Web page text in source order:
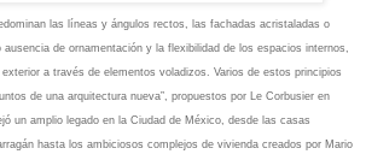
las líneas y ángulos rectos, las fachadas acristaladas o
de ornamentación y la flexibilidad de los espacios internos,
a través de elementos voladizos. Varios de estos principios
de una arquitectura nueva”, propuestos por Le Corbusier en
un amplio legado en la Ciudad de México, desde las casas
hasta los ambiciosos complejos de vivienda creados por Mario